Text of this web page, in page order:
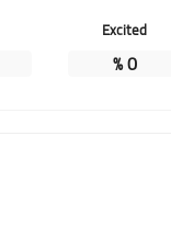
Excited
0
%